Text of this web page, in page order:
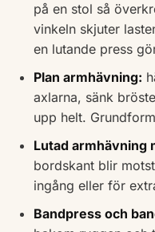
på en stol så
vinkeln skjuter
en lutande press
Plan armhävning:
axlarna, sänk
upp helt.
Lutad armhävning
bordskant blir
ingång eller för
Bandpress och